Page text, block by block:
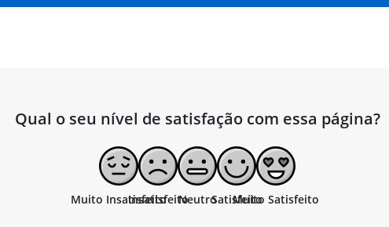
Qual o seu nível de satisfação com essa página?